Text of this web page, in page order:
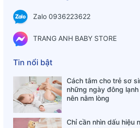
. Để đạt hiệu quả, nên bôi ngay sau khi
đốt.
Zalo 0936223622
TRANG ANH BABY STORE
Tin nổi bật
Cách tắm cho trẻ sơ
những ngày đông
nên nằm lòng
Chỉ cần nhìn dấu hiệu